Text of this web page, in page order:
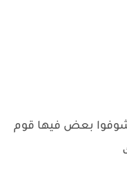
بعض فيها قوم